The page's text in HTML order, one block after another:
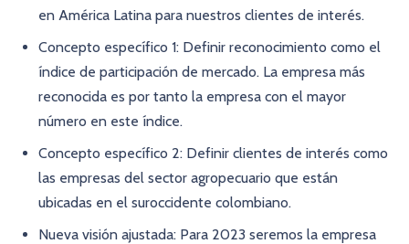
en América Latina para nuestros clientes de interés.
Concepto específico 1: Definir reconocimiento como el
índice de participación de mercado. La empresa más
reconocida es por tanto la empresa con el mayor
número en este índice.
Concepto específico 2: Definir clientes de interés como
las empresas del sector agropecuario que están
ubicadas en el suroccidente colombiano.
Nueva visión ajustada: Para 2023 seremos la empresa